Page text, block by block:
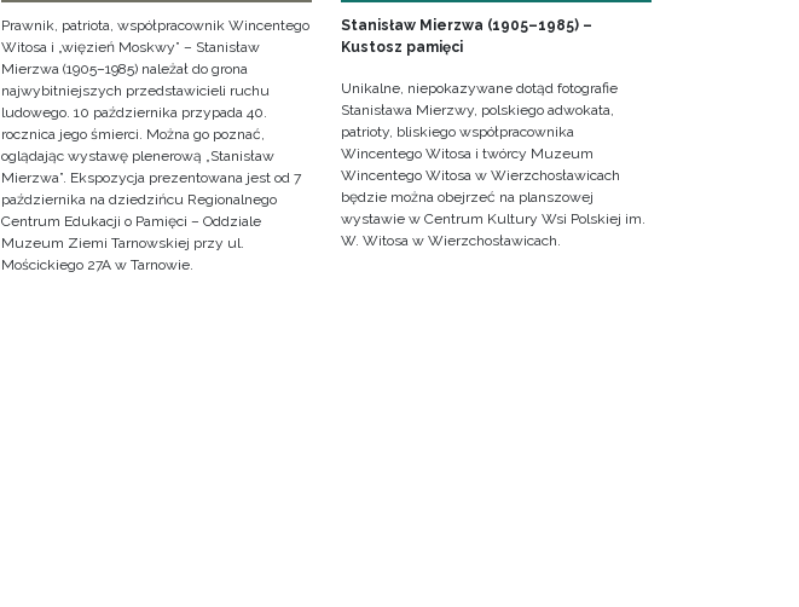
Prawnik, patriota, współpracownik Wincentego
Witosa i „więzień Moskwy” – Stanisław
Mierzwa (1905–1985) należał do grona
najwybitniejszych przedstawicieli ruchu
ludowego. 10 października przypada 40.
rocznica jego śmierci. Można go poznać,
oglądając wystawę plenerową „Stanisław
Mierzwa”. Ekspozycja prezentowana jest od 7
października na dziedzińcu Regionalnego
Centrum Edukacji o Pamięci – Oddziale
Muzeum Ziemi Tarnowskiej przy ul.
Mościckiego 27A w Tarnowie.
Stanisław Mierzwa (1905–1985) –
Kustosz pamięci
Unikalne, niepokazywane dotąd fotografie
Stanisława Mierzwy, polskiego adwokata,
patrioty, bliskiego współpracownika
Wincentego Witosa i twórcy Muzeum
Wincentego Witosa w Wierzchosławicach
będzie można obejrzeć na planszowej
wystawie w Centrum Kultury Wsi Polskiej im.
W. Witosa w Wierzchosławicach.